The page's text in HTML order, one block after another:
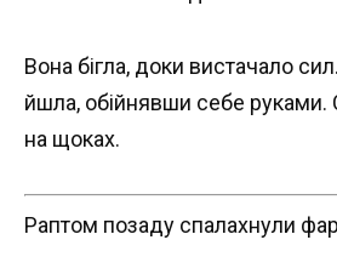
Вона бігла, доки вистачало
йшла, обійнявши себе руками.
на щоках.
Раптом позаду спалахнули